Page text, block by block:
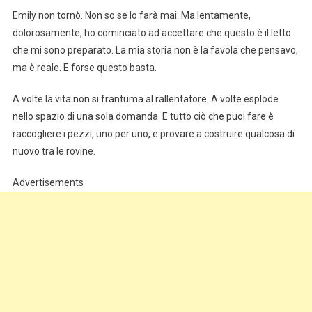
Emily non tornò. Non so se lo farà mai. Ma lentamente,
dolorosamente, ho cominciato ad accettare che questo è il letto
che mi sono preparato. La mia storia non è la favola che pensavo,
ma è reale. E forse questo basta.
A volte la vita non si frantuma al rallentatore. A volte esplode
nello spazio di una sola domanda. E tutto ciò che puoi fare è
raccogliere i pezzi, uno per uno, e provare a costruire qualcosa di
nuovo tra le rovine.
Advertisements